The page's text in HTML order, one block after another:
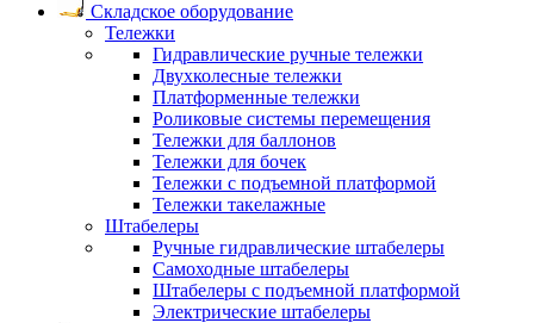
Складское оборудование
Тележки
Гидравлические ручные тележки
Двухколесные тележки
Платформенные тележки
Роликовые системы перемещения
Тележки для баллонов
Тележки для бочек
Тележки с подъемной платформой
Тележки такелажные
Штабелеры
Ручные гидравлические штабелеры
Самоходные штабелеры
Штабелеры с подъемной платформой
Электрические штабелеры